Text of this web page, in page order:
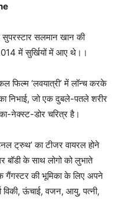
सुपरस्टार सलमान खान की
में सुर्खियों में आए थे।।
फिल्म ‘लवयात्री’ में लॉन्च करके
निभाई, जो एक दुबले-पतले शरीर
नेक्स्ट-डोर चरित्र है।
ट्रुथ’ का टीजर वायरल होने
बॉडी के साथ लोगो को लुभाते
की भूमिका के लिए अपने
विकी, ऊंचाई, वजन, आयु, पत्नी,